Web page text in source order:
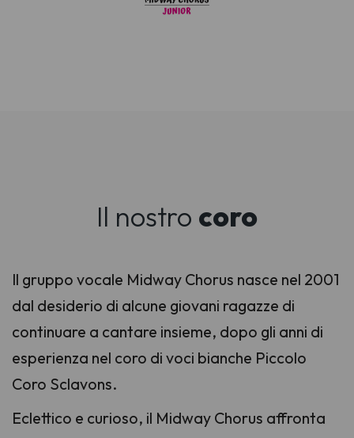
Il nostro coro
Il gruppo vocale Midway Chorus nasce nel 2001
dal desiderio di alcune giovani ragazze di
continuare a cantare insieme, dopo gli anni di
esperienza nel coro di voci bianche Piccolo
Coro Sclavons.
Eclettico e curioso, il Midway Chorus affronta